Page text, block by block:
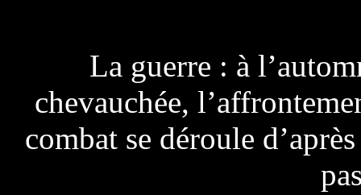
La guerre : à
chevauchée,
combat se déroule